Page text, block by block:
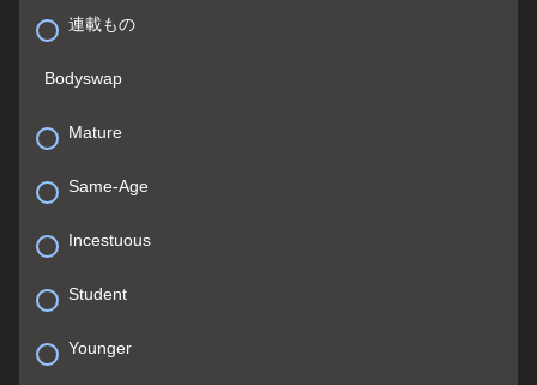
連載もの
Bodyswap
Mature
Same-Age
Incestuous
Student
Younger